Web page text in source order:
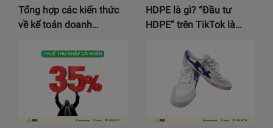
Tổng hợp các kiến thức
về kế toán doanh…
HDPE là gì? “Đầu tư
HDPE” trên TikTok là…